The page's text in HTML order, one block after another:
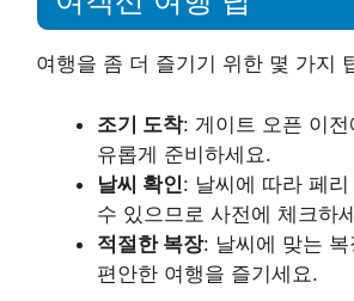
여행을 좀 더 즐기기 위한 몇 가지
조기 도착: 게이트 오픈 이
유롭게 준비하세요.
날씨 확인: 날씨에 따라 페
수 있으므로 사전에 체크하
적절한 복장: 날씨에 맞는
편안한 여행을 즐기세요.